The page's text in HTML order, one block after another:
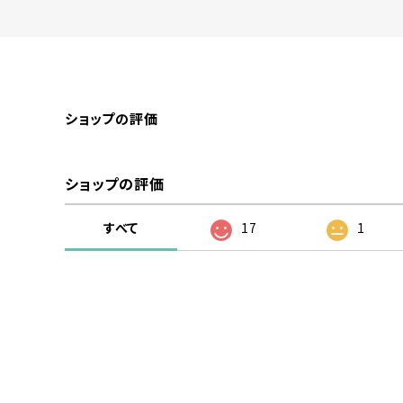
ショップの評価
ショップの評価
すべて 17 1